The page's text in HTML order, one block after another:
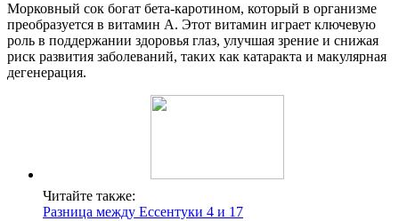
Морковный сок богат бета-каротином, который в организме
преобразуется в витамин А. Этот витамин играет ключевую
роль в поддержании здоровья глаз, улучшая зрение и снижая
риск развития заболеваний, таких как катаракта и макулярная
дегенерация.
Читайте также:
Разница между Ессентуки 4 и 17